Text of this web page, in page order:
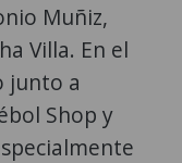
Muñiz,
Villa. En el
junto a
Shop y